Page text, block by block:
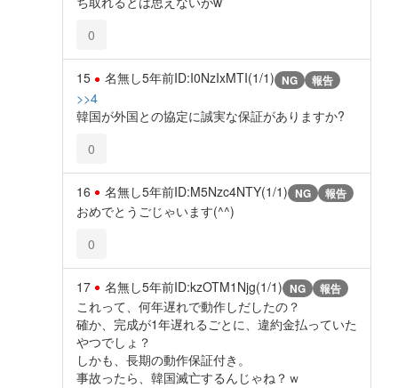
0
15 名無し5年前ID:I0NzIxMTI(1/1) NG 報告
>>4
韓国が外国との協定に誠実な保証がありますか?
0
16 名無し5年前ID:M5Nzc4NTY(1/1) NG 報告
おめでとうごじゃいます(^^)
0
17 名無し5年前ID:kzOTM1Njg(1/1) NG 報告
これって、何年遅れで動作しだしたの？
確か、完成が1年遅れるごとに、違約金払っていた
やつでしょ？
しかも、長期の動作保証付き。
事故ったら、韓国滅亡するんじゃね？ｗ